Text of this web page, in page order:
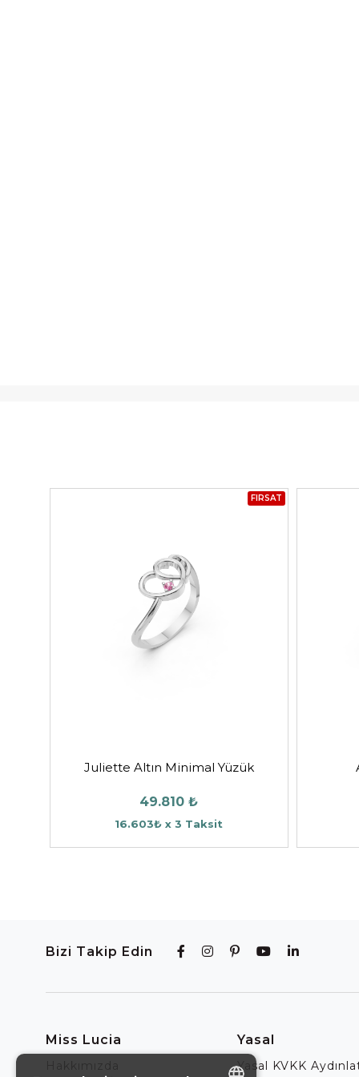
FIRSAT
Juliette Altın Minimal Yüzük
49.810 ₺
16.603₺ x 3 Taksit
Bizi Takip Edin
Miss Lucia Yasal
Yasal KVKK